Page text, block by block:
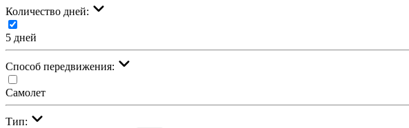
Количество дней:
5 дней
Cпособ передвижения:
Самолет
Тип: